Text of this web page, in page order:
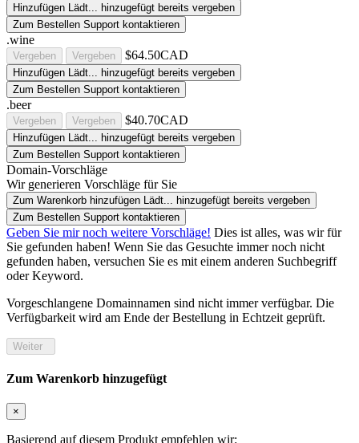
Hinzufügen Lädt... hinzugefügt bereits vergeben
Zum Bestellen Support kontaktieren
.wine
Vergeben Vergeben $64.50CAD
Hinzufügen Lädt... hinzugefügt bereits vergeben
Zum Bestellen Support kontaktieren
.beer
Vergeben Vergeben $40.70CAD
Hinzufügen Lädt... hinzugefügt bereits vergeben
Zum Bestellen Support kontaktieren
Domain-Vorschläge
Wir generieren Vorschläge für Sie
Zum Warenkorb hinzufügen Lädt... hinzugefügt bereits vergeben
Zum Bestellen Support kontaktieren
Geben Sie mir noch weitere Vorschläge! Dies ist alles, was wir für
Sie gefunden haben! Wenn Sie das Gesuchte immer noch nicht
gefunden haben, versuchen Sie es mit einem anderen Suchbegriff
oder Keyword.
Vorgeschlangene Domainnamen sind nicht immer verfügbar. Die
Verfügbarkeit wird am Ende der Bestellung in Echtzeit geprüft.
Zum Warenkorb hinzugefügt
×
Basierend auf diesem Produkt empfehlen wir: